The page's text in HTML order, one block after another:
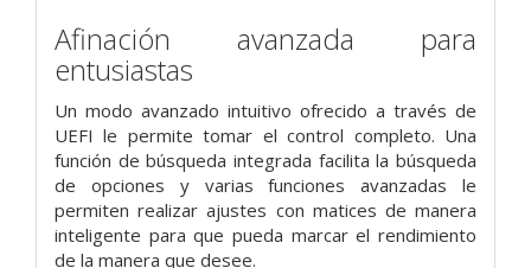
Afinación avanzada para
entusiastas
Un modo avanzado intuitivo ofrecido a través de
UEFI le permite tomar el control completo. Una
función de búsqueda integrada facilita la búsqueda
de opciones y varias funciones avanzadas le
permiten realizar ajustes con matices de manera
inteligente para que pueda marcar el rendimiento
de la manera que desee.